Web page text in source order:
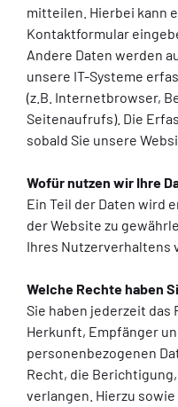
mitteilen. Hierbei kann
Kontaktformular
Andere Daten werden
unsere IT-Systeme
(z.B. Internetbrowser,
Seitenaufrufs). Die
sobald Sie unsere
Wofür nutzen wir Ihre
Ein Teil der Daten wird
der Website zu
Ihres Nutzerverhaltens
Welche Rechte haben
Sie haben jederzeit
Herkunft, Empfänger
personenbezogenen
Recht, die
verlangen. Hierzu